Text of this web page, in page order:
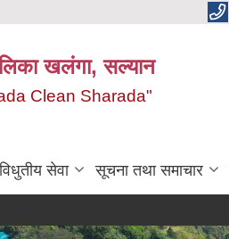
खलंगा, सल्यान
Clean Sharada"
विधुतीय सेवा सूचना तथा समाचार